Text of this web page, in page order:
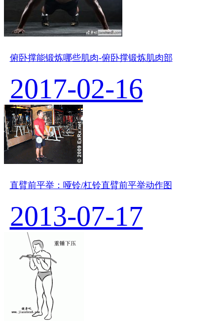
俯卧撑能锻炼哪些肌肉-俯卧撑锻炼肌肉部
2017-02-16
直臂前平举：哑铃/杠铃直臂前平举动作图
2013-07-17